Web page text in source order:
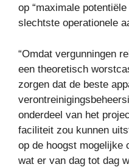
op “maximale
slechtste operationele
“Omdat vergunningen
een theoretisch
zorgen dat de beste
onderdeel van het
faciliteit zou kunnen
op de hoogst mogelijke
wat er van dag tot dag